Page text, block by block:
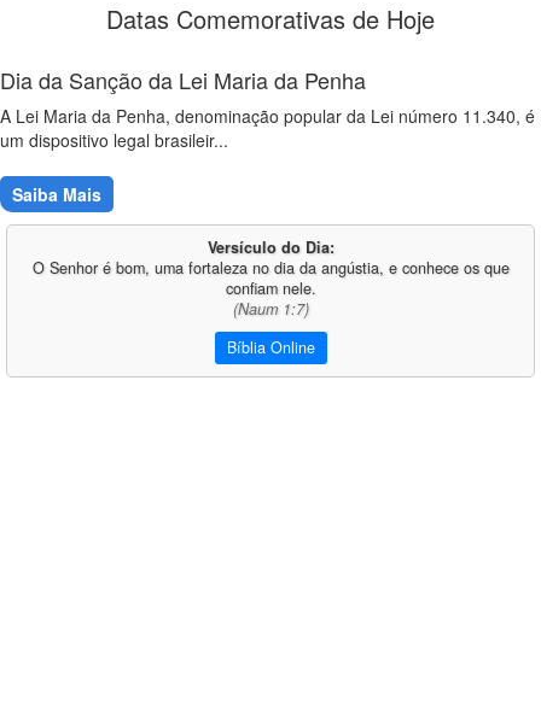
Datas Comemorativas de Hoje
Dia da Sanção da Lei Maria da Penha
A Lei Maria da Penha, denominação popular da Lei número 11.340, é
um dispositivo legal brasileir...
Saiba Mais
Versículo do Dia:
O Senhor é bom, uma fortaleza no dia da angústia, e conhece os que
confiam nele.
(Naum 1:7)
Bíblia Online